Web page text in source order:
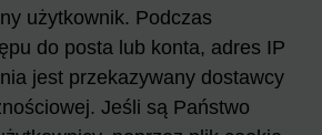
użytkownik. Podczas
do posta lub konta, adres IP
jest przekazywany dostawcy
Jeśli są Państwo